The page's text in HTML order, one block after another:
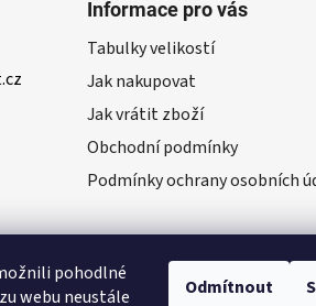
pohodlné
webu neustále
Odmítnout
s
u
Informace pro vás
Tabulky velikostí
Jak nakupovat
Jak vrátit zboží
Obchodní podmínky
Podmínky ochrany osobních